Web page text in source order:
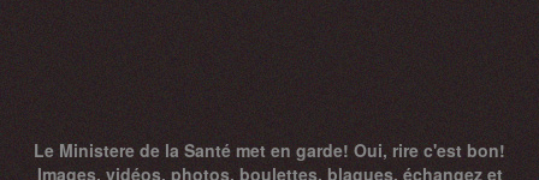
Le Ministere de la Santé met en garde! Oui, rire c'est bon!
Images, vidéos, photos, boulettes, blagues, échangez et